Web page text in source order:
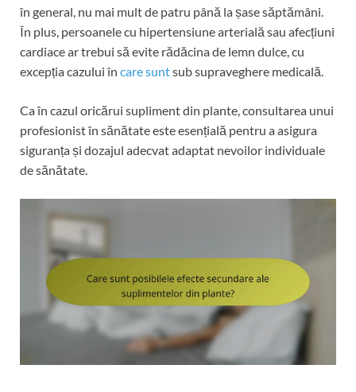
în general, nu mai mult de patru până la șase săptămâni.
În plus, persoanele cu hipertensiune arterială sau afecțiuni
cardiace ar trebui să evite rădăcina de lemn dulce, cu
excepția cazului în care suntsub supraveghere medicală.
Ca în cazul oricărui supliment din plante, consultarea unui
profesionist în sănătate este esențială pentru a asigura
siguranța și dozajul adecvat adaptat nevoilor individuale
de sănătate.